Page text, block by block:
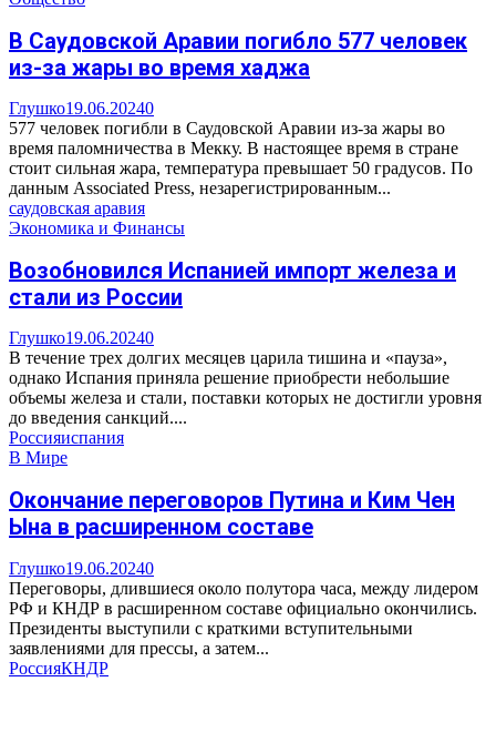
В Саудовской Аравии погибло 577 человек
из-за жары во время хаджа
Глушко19.06.20240
577 человек погибли в Саудовской Аравии из-за жары во
время паломничества в Мекку. В настоящее время в стране
стоит сильная жара, температура превышает 50 градусов. По
данным Associated Press, незарегистрированным...
саудовская аравия
Экономика и Финансы
Возобновился Испанией импорт железа и
стали из России
Глушко19.06.20240
В течение трех долгих месяцев царила тишина и «пауза»,
однако Испания приняла решение приобрести небольшие
объемы железа и стали, поставки которых не достигли уровня
до введения санкций....
Россияиспания
В Мире
Окончание переговоров Путина и Ким Чен
Ына в расширенном составе
Глушко19.06.20240
Переговоры, длившиеся около полутора часа, между лидером
РФ и КНДР в расширенном составе официально окончились.
Президенты выступили с краткими вступительными
заявлениями для прессы, а затем...
РоссияКНДР